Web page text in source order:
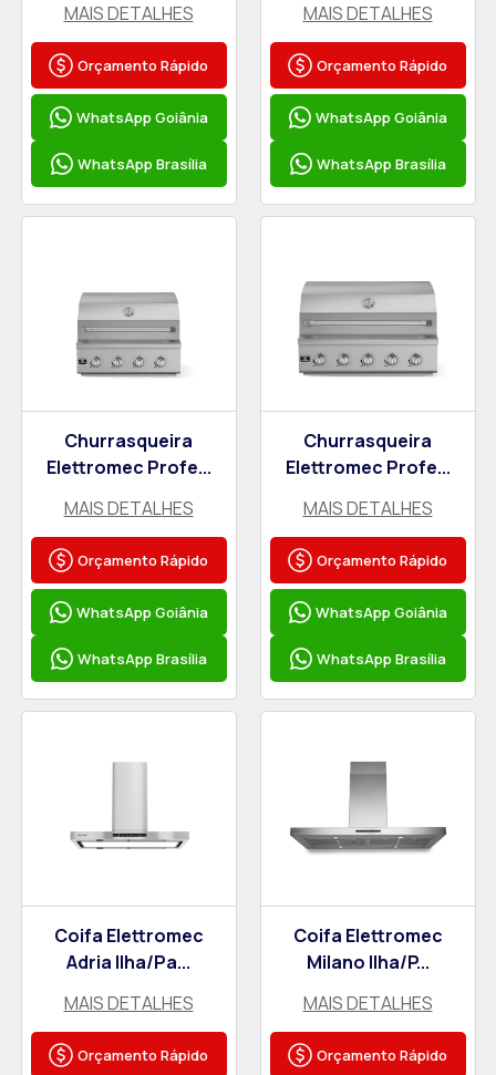
MAIS DETALHES
Orçamento Rápido
WhatsApp Goiânia
WhatsApp Brasília
MAIS DETALHES
Orçamento Rápido
WhatsApp Goiânia
WhatsApp Brasília
Churrasqueira
Elettromec Profe...
MAIS DETALHES
Orçamento Rápido
WhatsApp Goiânia
WhatsApp Brasília
Churrasqueira
Elettromec Profe...
MAIS DETALHES
Orçamento Rápido
WhatsApp Goiânia
WhatsApp Brasília
Coifa Elettromec
Adria Ilha/Pa...
MAIS DETALHES
Orçamento Rápido
Coifa Elettromec
Milano Ilha/P...
MAIS DETALHES
Orçamento Rápido